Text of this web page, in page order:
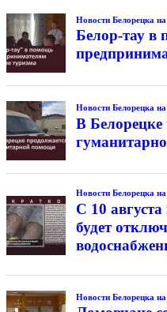
Новости Белорецка
Белор-тау в
Новости Белорецка
В Белорецке
Новости Белорецка
С 10
будет
Новости Белорецка